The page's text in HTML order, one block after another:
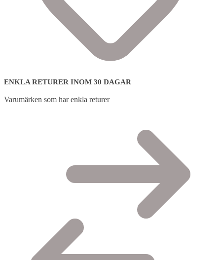
ENKLA RETURER INOM 30 DAGAR
Varumärken som har enkla returer